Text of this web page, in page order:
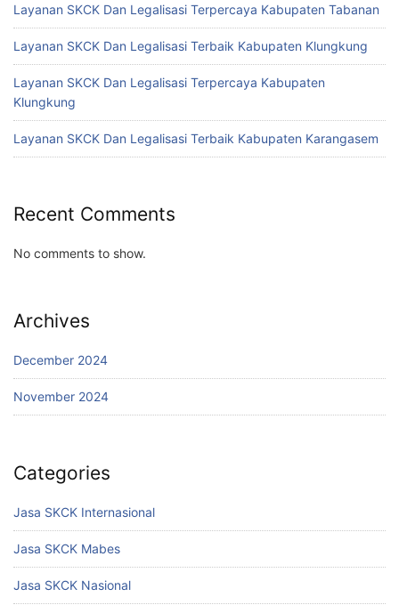
Layanan SKCK Dan Legalisasi Terpercaya Kabupaten Tabanan
Layanan SKCK Dan Legalisasi Terbaik Kabupaten Klungkung
Layanan SKCK Dan Legalisasi Terpercaya Kabupaten
Klungkung
Layanan SKCK Dan Legalisasi Terbaik Kabupaten Karangasem
Recent Comments
No comments to show.
Archives
December 2024
November 2024
Categories
Jasa SKCK Internasional
Jasa SKCK Mabes
Jasa SKCK Nasional